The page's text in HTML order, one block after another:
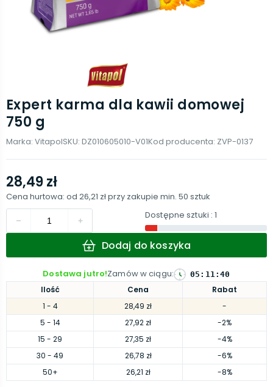
Expert karma dla kawii domowej
750 g
Marka: VitapolSKU: DZ010605010-V01Kod producenta: ZVP-0137
Ilość Cena
Rabat
1 - 4 28,49 zł
-
5 - 14 27,92 zł
-2%
15 - 29 27,35 zł
-4%
30 - 49 26,78 zł
-6%
50+ 26,21 zł -8%
28,49 zł
Cena hurtowa: od 26,21 złprzy zakupie min. 50 sztuk
Dostępne sztuki : 1
Dodaj do koszyka
Dostawa jutro!Zamów w ciągu: 05 : 11:39